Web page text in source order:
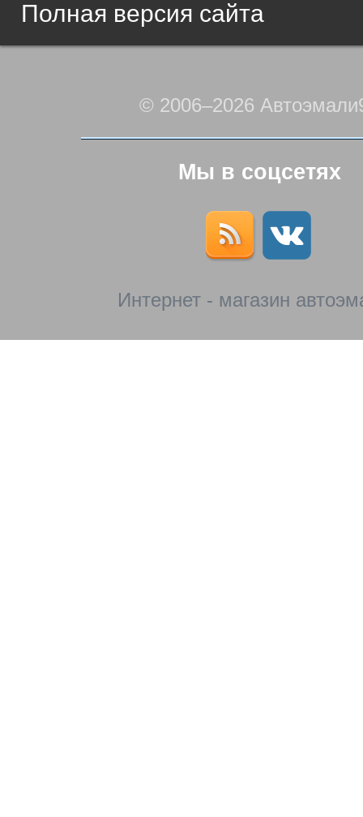
Полная версия сайта
© 2006–2026
Мы в соцсетях
Интернет - магазин